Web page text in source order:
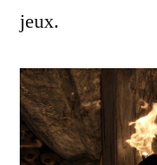
jeux.